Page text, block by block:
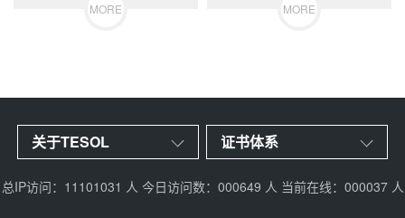
MORE MORE
关于TESOL 证书体系
总IP访问：11101031 人 今日访问数：000649 人 当前在线：000037 人